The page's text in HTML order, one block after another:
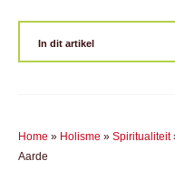
In dit artikel
Home » Holisme » Spiritualiteit
Aarde